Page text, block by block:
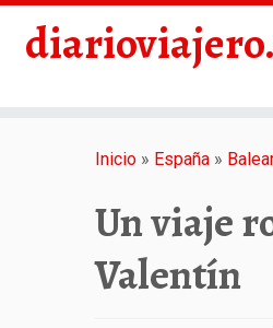
Inicio » España »
Un viaje
Valentín